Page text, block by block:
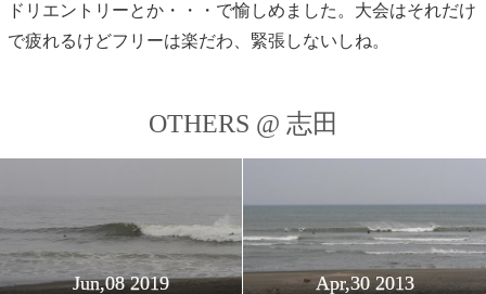
ドリエントリーとか・・・で愉しめました。大会はそれだけ
で疲れるけどフリーは楽だわ、緊張しないしね。
OTHERS @ 志田
Jun,08 2019 Apr,30 2013